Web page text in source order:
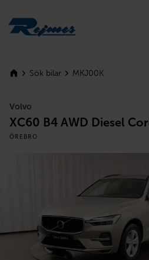
Sök bilar MKJ00K
Volvo
XC60 B4 AWD Diesel
ÖREBRO